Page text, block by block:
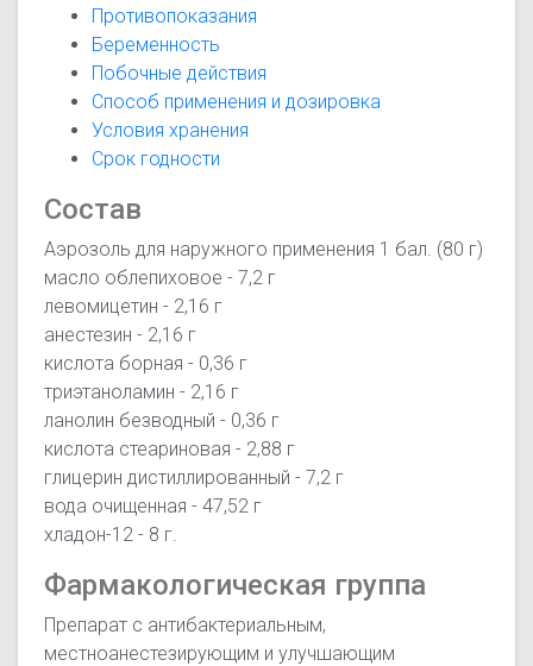
Противопоказания
Беременность
Побочные действия
Способ применения и дозировка
Условия хранения
Срок годности
Состав
Аэрозоль для наружного применения 1 бал. (80 г)
масло облепиховое - 7,2 г
левомицетин - 2,16 г
анестезин - 2,16 г
кислота борная - 0,36 г
триэтаноламин - 2,16 г
ланолин безводный - 0,36 г
кислота стеариновая - 2,88 г
глицерин дистиллированный - 7,2 г
вода очищенная - 47,52 г
хладон-12 - 8 г.
Фармакологическая группа
Препарат с антибактериальным,
местноанестезирующим и улучшающим